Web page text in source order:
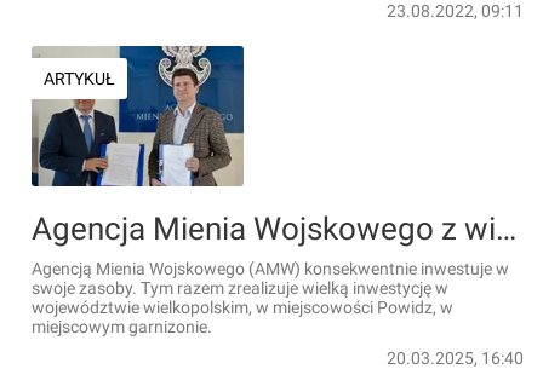
23.08.2022, 09:11
ARTYKUŁ
Agencja Mienia Wojskowego z wielką inwestycją w Wielkopolsce
Agencją Mienia Wojskowego (AMW) konsekwentnie inwestuje w
swoje zasoby. Tym razem zrealizuje wielką inwestycję w
województwie wielkopolskim, w miejscowości Powidz, w
miejscowym garnizonie.
20.03.2025, 16:40